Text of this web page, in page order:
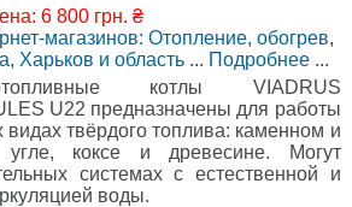
6 800 грн. ₴
магазинов: Отопление, обогрев,
Харьков и область ... Подробнее ...
котлы VIADRUS
U22 предназначены для работы
видах твёрдого топлива: каменном и
угле, коксе и древесине. Могут
системах с естественной и
воды.